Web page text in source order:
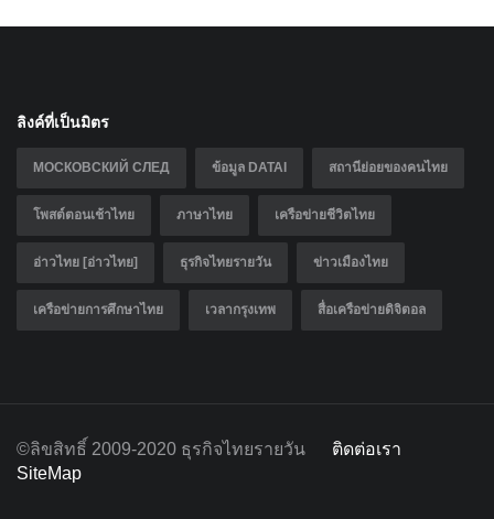
ลิงค์ที่เป็นมิตร
МОСКОВСКИЙ СЛЕД ข้อมูล DATAI สถานีย่อยของคนไทย
โพสต์ตอนเช้าไทย ภาษาไทย เครือข่ายชีวิตไทย
อ่าวไทย [อ่าวไทย] ธุรกิจไทยรายวัน ข่าวเมืองไทย
เครือข่ายการศึกษาไทย เวลากรุงเทพ สื่อเครือข่ายดิจิตอล
©ลิขสิทธิ์ 2009-2020 ธุรกิจไทยรายวัน ติดต่อเรา
SiteMap